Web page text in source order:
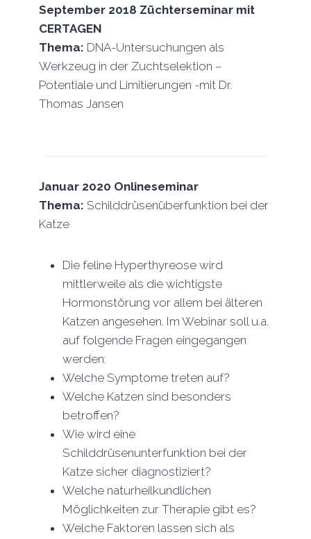
September 2018 Züchterseminar mit
CERTAGEN
Thema: DNA-Untersuchungen als
Werkzeug in der Zuchtselektion –
Potentiale und Limitierungen -mit Dr.
Thomas Jansen
Januar 2020 Onlineseminar
Thema: Schilddrüsenüberfunktion bei der
Katze
Die feline Hyperthyreose wird
mittlerweile als die wichtigste
Hormonstörung vor allem bei älteren
Katzen angesehen. Im Webinar soll u.a.
auf folgende Fragen eingegangen
werden:
Welche Symptome treten auf?
Welche Katzen sind besonders
betroffen?
Wie wird eine
Schilddrüsenunterfunktion bei der
Katze sicher diagnostiziert?
Welche naturheilkundlichen
Möglichkeiten zur Therapie gibt es?
Welche Faktoren lassen sich als